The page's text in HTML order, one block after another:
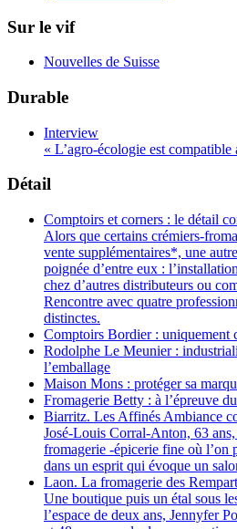
Sur le vif
Nouvelles de Suisse
Durable
Interview
« L’agro-écologie est
Détail
Comptoirs et corners : le détail
Alors que certains crémiers-
vente supplémentaires*, une
poignée d’entre eux :
chez d’autres distributeurs ou
Rencontre avec quatre
distinctes.
Comptoirs Bordier : uniquement
Rodolphe Le Meunier :
l’emballage
Maison Mons : protéger sa
Fromagerie Betty : à l’épreuve
Biarritz. Les Affinés Ambiance
José-Louis Corral-Anton, 63
fromagerie -épicerie fine où l’on
dans un esprit qui évoque un
Laon. La fromagerie des
Une boutique puis un étal sous
l’espace de deux ans, Jennyfer